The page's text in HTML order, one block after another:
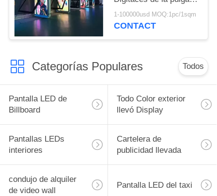
P6 del jugador 55 de la
cartelera de publicidad
1-100000usd MOQ:1pc/1sqm
CONTACT
Categorías Populares Todos
Pantalla LED de
Billboard
Todo Color exterior
llevó Display
Pantallas LEDs
interiores
Cartelera de
publicidad llevada
condujo de alquiler
de video wall
Pantalla LED del taxi